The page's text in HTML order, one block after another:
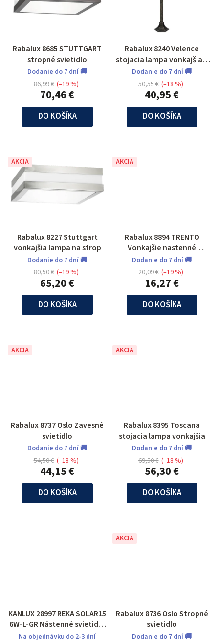
Rabalux 8685 STUTTGART
stropné svietidlo
Dodanie do 7 dní 🚚
70,46 €
86,99 € (–19 %)
DO KOŠÍKA
Rabalux 8240 Velence
stojacia lampa vonkajšia 1
m
Dodanie do 7 dní 🚚
40,95 €
50,55 € (–18 %)
DO KOŠÍKA
AKCIA
Rabalux 8227 Stuttgart
vonkajšia lampa na strop
Dodanie do 7 dní 🚚
65,20 €
80,50 € (–19 %)
DO KOŠÍKA
AKCIA
Rabalux 8894 TRENTO
Vonkajšie nastenné
svietidlo
Dodanie do 7 dní 🚚
16,27 €
20,09 € (–19 %)
DO KOŠÍKA
AKCIA
Rabalux 8737 Oslo Zavesné
svietidlo
Dodanie do 7 dní 🚚
44,15 €
54,50 € (–18 %)
DO KOŠÍKA
AKCIA
Rabalux 8395 Toscana
stojacia lampa vonkajšia
Dodanie do 7 dní 🚚
56,30 €
69,50 € (–18 %)
DO KOŠÍKA
KANLUX 28997 REKA SOLAR15
6W-L-GR Nástenné svietidlo
LED
Na objednávku do 2-3 dní
AKCIA
Rabalux 8736 Oslo Stropné
svietidlo
Dodanie do 7 dní 🚚